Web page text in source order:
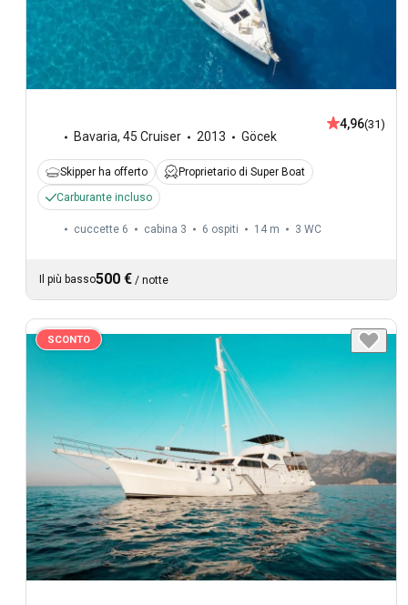
Bavaria, 45 Cruiser 2013 Göcek
4,96(31)
Skipper ha offerto
Proprietario di Super Boat
Carburante incluso
cuccette 6 cabina 3 6 ospiti 14 m 3 WC
Il più basso500 € / notte
SCONTO